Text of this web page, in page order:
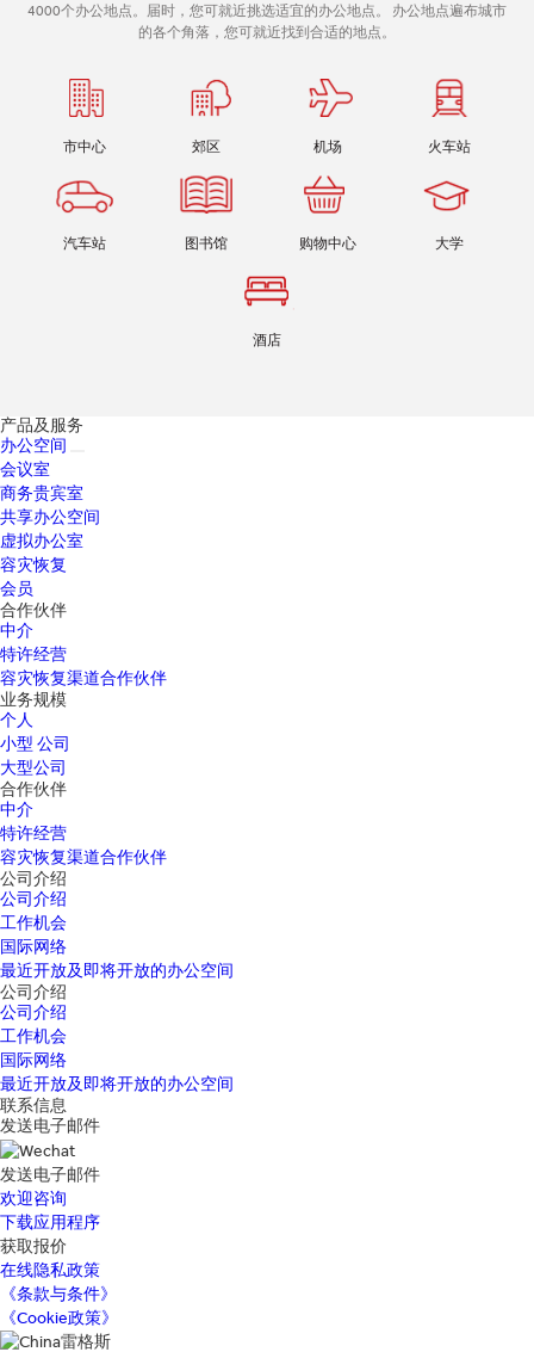
4000个办公地点。届时，您可就近挑选适宜的办公地点。 办公地点遍布城市
的各个角落，您可就近找到合适的地点。
市中心 郊区 机场 火车站
汽车站 图书馆 购物中心 大学
酒店
产品及服务
办公空间
会议室
商务贵宾室
共享办公空间
虚拟办公室
容灾恢复
会员
合作伙伴
中介
特许经营
容灾恢复渠道合作伙伴
业务规模
个人
小型 公司
大型公司
合作伙伴
中介
特许经营
容灾恢复渠道合作伙伴
公司介绍
公司介绍
工作机会
国际网络
最近开放及即将开放的办公空间
公司介绍
公司介绍
工作机会
国际网络
最近开放及即将开放的办公空间
联系信息
发送电子邮件
发送电子邮件
欢迎咨询
下载应用程序
获取报价
在线隐私政策
《条款与条件》
《Cookie政策》